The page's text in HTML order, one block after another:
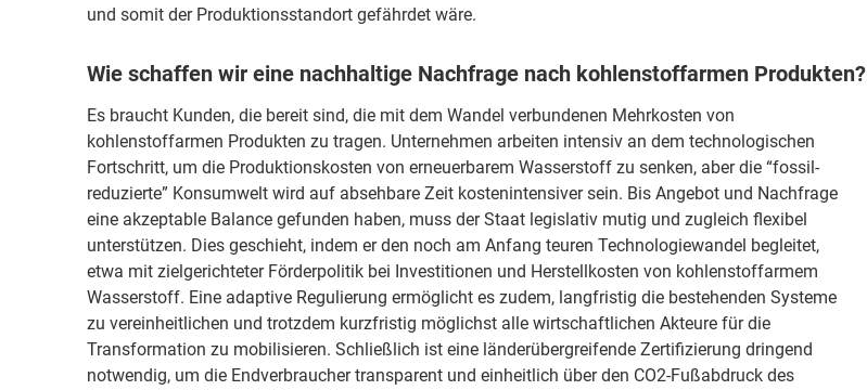
und somit der Produktionsstandort gefährdet wäre.
Wie schaffen wir eine nachhaltige Nachfrage nach kohlenstoffarmen Produkten?
Es braucht Kunden, die bereit sind, die mit dem Wandel verbundenen Mehrkosten von
kohlenstoffarmen Produkten zu tragen. Unternehmen arbeiten intensiv an dem technologischen
Fortschritt, um die Produktionskosten von erneuerbarem Wasserstoff zu senken, aber die “fossil-
reduzierte” Konsumwelt wird auf absehbare Zeit kostenintensiver sein. Bis Angebot und Nachfrage
eine akzeptable Balance gefunden haben, muss der Staat legislativ mutig und zugleich flexibel
unterstützen. Dies geschieht, indem er den noch am Anfang teuren Technologiewandel begleitet,
etwa mit zielgerichteter Förderpolitik bei Investitionen und Herstellkosten von kohlenstoffarmem
Wasserstoff. Eine adaptive Regulierung ermöglicht es zudem, langfristig die bestehenden Systeme
zu vereinheitlichen und trotzdem kurzfristig möglichst alle wirtschaftlichen Akteure für die
Transformation zu mobilisieren. Schließlich ist eine länderübergreifende Zertifizierung dringend
notwendig, um die Endverbraucher transparent und einheitlich über den CO2-Fußabdruck des